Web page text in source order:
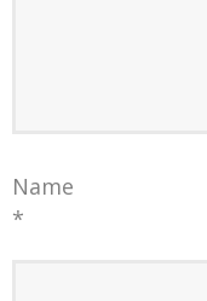
Name
*